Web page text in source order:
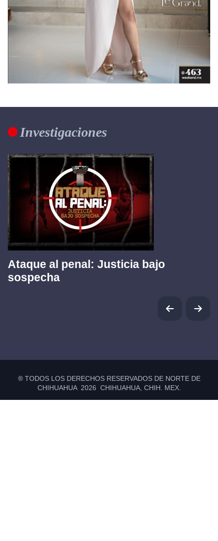
Investigaciones
Ataque al penal: Justicia bajo
sospecha
® TODOS LOS DERECHOS RESERVADOS DE NORTE DE
CHIHUAHUA 2026 CHIHUAHUA, CHIH. MEX.